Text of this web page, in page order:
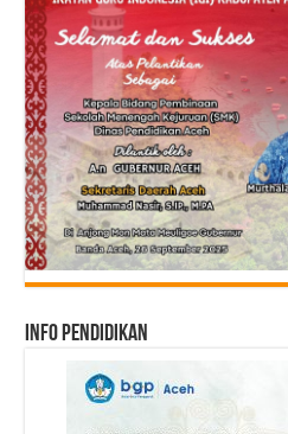
Info Pendidikan